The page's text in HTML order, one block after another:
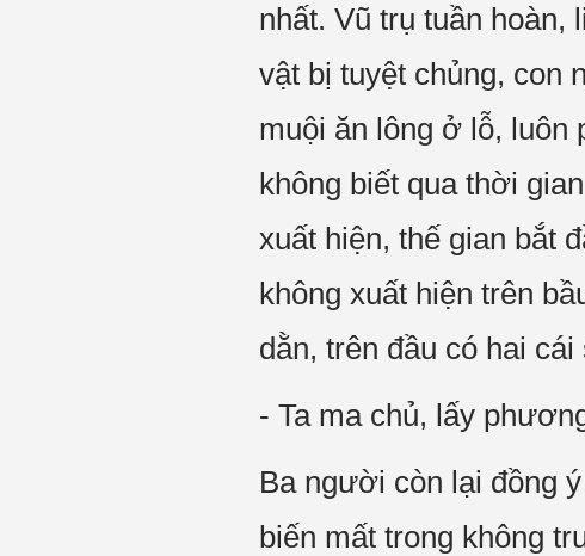
nhất. Vũ trụ tuần hoàn,
vật bị tuyệt chủng, con
muội ăn lông ở lỗ, luôn
không biết qua thời
xuất hiện, thế gian bắt
không xuất hiện trên
dằn, trên đầu có hai
- Ta ma chủ, lấy
Ba người còn lại đồng
biến mất trong không